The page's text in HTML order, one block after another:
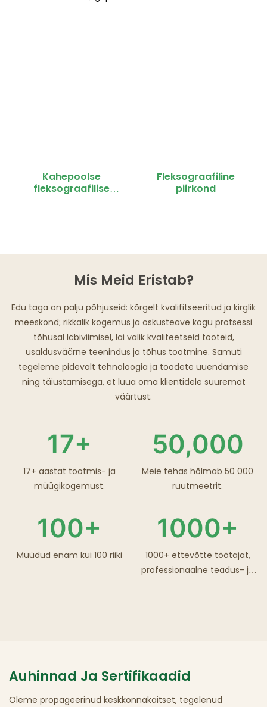
Kahepoolse
fleksograafilise
Fleksograafiline
piirkond
Mis Meid Eristab?
Edu taga on palju põhjuseid: kõrgelt kvalifitseeritud ja kirglik
meeskond; rikkalik kogemus ja oskusteave kogu protsessi
tõhusal läbiviimisel, lai valik kvaliteetseid tooteid,
usaldusväärne teenindus ja tõhus tootmine. Samuti
tegeleme pidevalt tehnoloogia ja toodete uuendamise
ning täiustamisega, et luua oma klientidele suuremat
väärtust.
17+
17+ aastat tootmis- ja
müügikogemust.
50,000
Meie tehas hõlmab 50 000
ruutmeetrit.
100+
Müüdud enam kui 100 riiki
1000+
1000+ ettevõtte töötajat,
professionaalne teadus- ja
Auhinnad Ja Sertifikaadid
Oleme propageerinud keskkonnakaitset, tegelenud